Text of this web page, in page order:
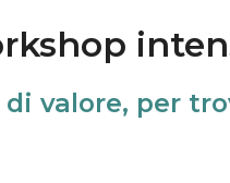
valore, per